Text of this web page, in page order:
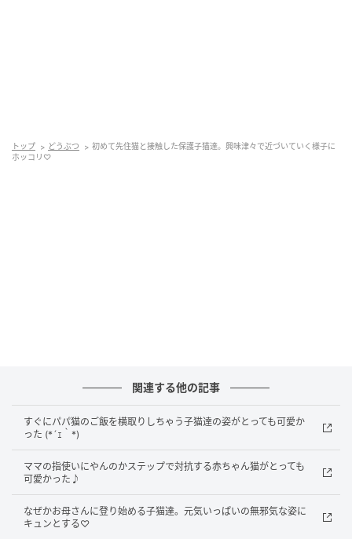
撫でたらビックリしてひっくり返っちゃった
子猫の可愛い姿にキュンとする♡
トップ どうぶつ
初めて先住猫と接触した保護子猫達。興味津々で近づいていく様子に
ホッコリ♡
関連する他の記事
すぐにパパ猫のご飯を横取りしちゃう子猫達の姿がとっても可愛か
った (*´ｪ｀*)
ママの指使いにやんのかステップで対抗する赤ちゃん猫がとっても
可愛かった♪
なぜかお母さんに登り始める子猫達。元気いっぱいの無邪気な姿に
キュンとする♡